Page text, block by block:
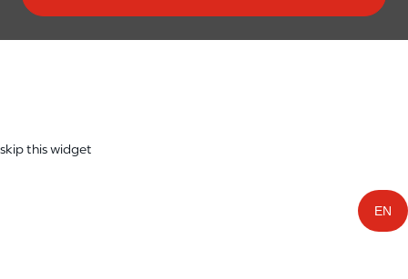
skip this widget
EN